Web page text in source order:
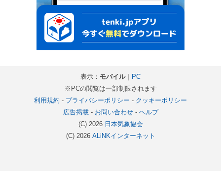
表示： モバイル｜ PC
※PCの閲覧は一部制限されます
利用規約 - プライバシーポリシー - クッキーポリシー
広告掲載- お問い合わせ- ヘルプ
(C) 2026 日本気象協会
(C) 2026 ALiNKインターネット